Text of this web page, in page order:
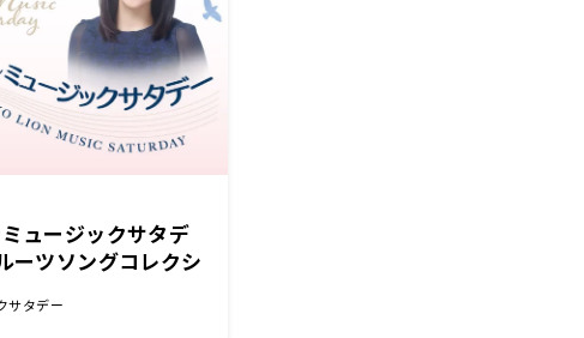
ュージックサタデ
ーツソングコレクシ
！
サタデー